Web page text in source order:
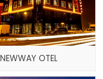
NEWWAY OTEL